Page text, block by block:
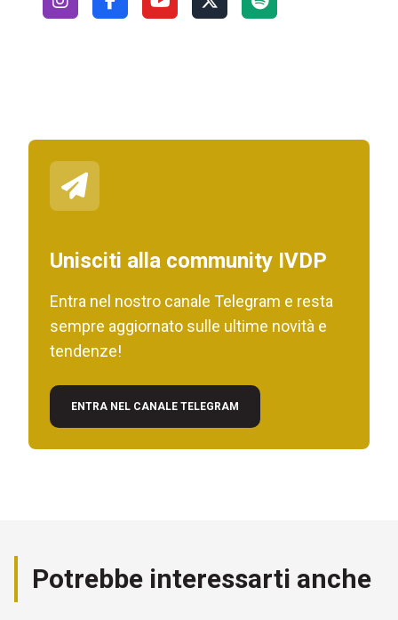
Unisciti alla community IVDP
Entra nel nostro canale Telegram e resta
sempre aggiornato sulle ultime novità e
tendenze!
ENTRA NEL CANALE TELEGRAM
Potrebbe interessarti anche